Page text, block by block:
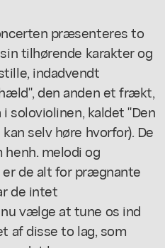
præsenteres to
tilhørende karakter og
indadvendt
den anden et frækt,
soloviolinen, kaldet "Den
selv høre hvorfor). De
melodi og
de alt for prægnante
de intet
vælge at tune os ind
af disse to lag, som